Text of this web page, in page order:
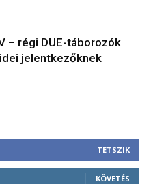
– régi DUE-táborozók
jelentkezőknek
TETSZIK
KÖVETÉS